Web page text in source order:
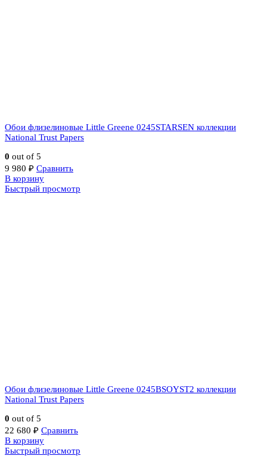
Обои флизелиновые Little Greene 0245STARSEN коллекции
National Trust Papers
0 out of 5
9 980 ₽ Сравнить
В корзину
Быстрый просмотр
Обои флизелиновые Little Greene 0245BSOYST2 коллекции
National Trust Papers
0 out of 5
22 680 ₽ Сравнить
В корзину
Быстрый просмотр